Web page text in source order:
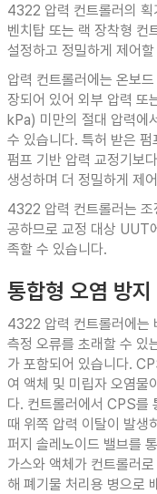
4322 압력 컨트롤러의 획
벤치탑 또는 랙 장착형 컨
설정하고 정밀하게 제어
압력 컨트롤러에는 온보
장되어 있어 외부 압력
kPa) 미만의 절대 압력
수 있습니다. 특허 받은
펌프 기반 압력 교정기보
생성하며 더 정밀하게 제
4322 압력 컨트롤러는 조
공하므로 교정 대상 UUT
족할 수 있습니다.
통합형 오염 방지
4322 압력 컨트롤러에는
측정 오류를 초래할 수 있
가 포함되어 있습니다.
여 액체 및 미립자 오염물
다. 컨트롤러에서 CPS를
때 위쪽 압력 이탈이 발생
퍼지 솔레노이드 밸브를
가스와 액체가 컨트롤러
해 폐기물 처리용 병으로